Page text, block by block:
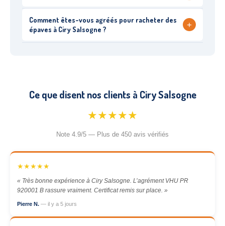
Comment êtes-vous agréés pour racheter des
épaves à Ciry Salsogne ?
+
Ce que disent nos clients à Ciry Salsogne
★★★★★
Note 4.9/5 — Plus de 450 avis vérifiés
★★★★★
« Très bonne expérience à Ciry Salsogne. L’agrément VHU PR
920001 B rassure vraiment. Certificat remis sur place. »
Pierre N. — il y a 5 jours